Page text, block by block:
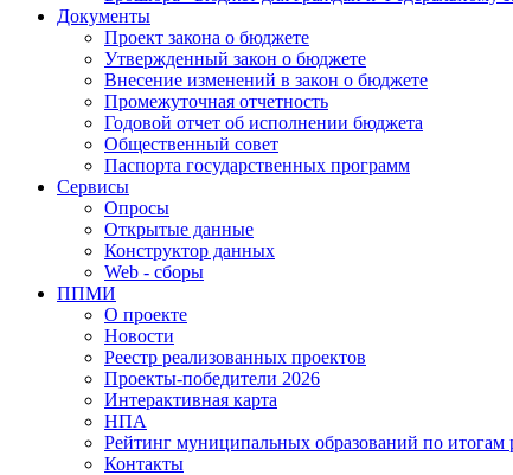
Документы
Проект закона о бюджете
Утвержденный закон о бюджете
Внесение изменений в закон о бюджете
Промежуточная отчетность
Годовой отчет об исполнении бюджета
Общественный совет
Паспорта государственных программ
Сервисы
Опросы
Открытые данные
Конструктор данных
Web - сборы
ППМИ
О проекте
Новости
Реестр реализованных проектов
Проекты-победители 2026
Интерактивная карта
НПА
Рейтинг муниципальных образований по
Контакты